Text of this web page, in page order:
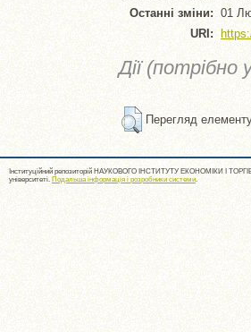
Останні зміни: 01
URI:
Дії (потрібно
Перегляд
Інституційний репозиторій НАУКОВОГО ІНСТИТУТУ ЕКОНОМІКИ І
університеті. Подальша інформація і розробники системи